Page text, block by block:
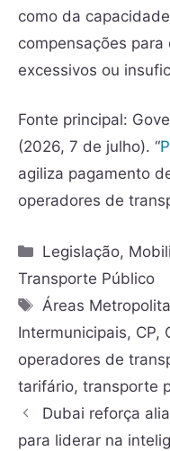
como da
compensações
excessivos ou
Fonte principal:
(2026, 7 de julho). “
agiliza pagamento
operadores de
Legislação,
Transporte Público
Áreas
Intermunicipais, CP,
operadores de
tarifário, transporte
Dubai reforça
para liderar na